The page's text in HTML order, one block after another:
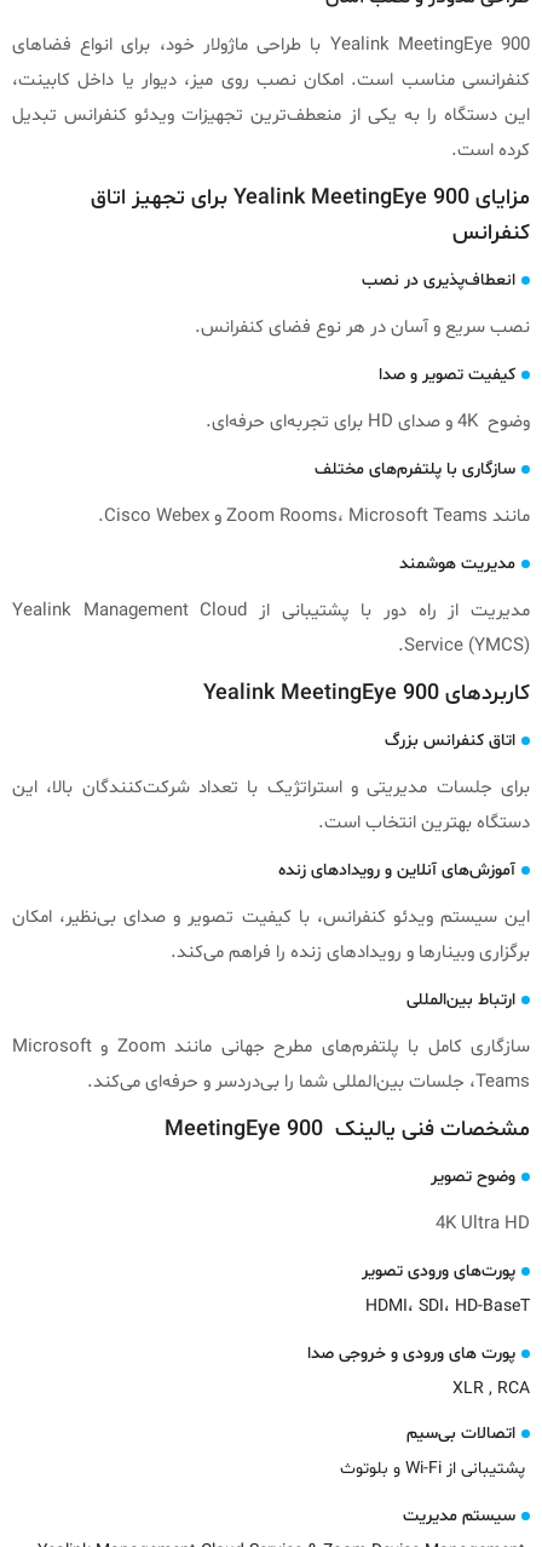
Yealink MeetingEye 900 با طراحی ماژولار خود، برای انواع فضاهای
کنفرانسی مناسب است. امکان نصب روی میز، دیوار یا داخل کابینت،
این دستگاه را به یکی از منعطف‌ترین تجهیزات ویدئو کنفرانس تبدیل
کرده است.
مزایای Yealink MeetingEye 900 برای تجهیز اتاق
کنفرانس
انعطاف‌پذیری در نصب
نصب سریع و آسان در هر نوع فضای کنفرانس.
کیفیت تصویر و صدا
وضوح 4K و صدای HD برای تجربه‌ای حرفه‌ای.
سازگاری با پلتفرم‌های مختلف
مانند Zoom Rooms، Microsoft Teams و Cisco Webex.
مدیریت هوشمند
مدیریت از راه دور با پشتیبانی از Yealink Management Cloud
Service (YMCS).
کاربردهای Yealink MeetingEye 900
اتاق کنفرانس بزرگ
برای جلسات مدیریتی و استراتژیک با تعداد شرکت‌کنندگان بالا، این
دستگاه بهترین انتخاب است.
آموزش‌های آنلاین و رویدادهای زنده
این سیستم ویدئو کنفرانس، با کیفیت تصویر و صدای بی‌نظیر، امکان
برگزاری وبینارها و رویدادهای زنده را فراهم می‌کند.
ارتباط بین‌المللی
سازگاری کامل با پلتفرم‌های مطرح جهانی مانند Zoom و Microsoft
Teams، جلسات بین‌المللی شما را بی‌دردسر و حرفه‌ای می‌کند.
مشخصات فنی یالینک MeetingEye 900
وضوح تصویر
4K Ultra HD
پورت‌های ورودی تصویر
HDMI، SDI، HD-BaseT
پورت های ورودی و خروجی صدا
XLR , RCA
اتصالات بی‌سیم
پشتیبانی از Wi-Fi و بلوتوث
سیستم مدیریت